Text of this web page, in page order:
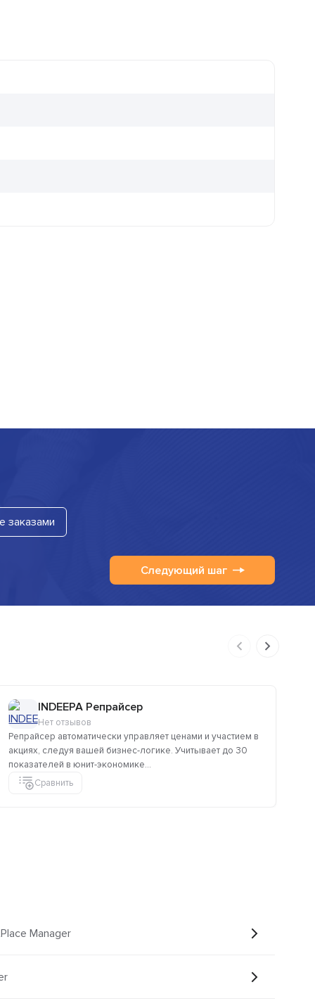
заказами
Следующий шаг
INDEEPA Репрайсер
Нет отзывов
Репрайсер автоматически управляет ценами и участием в
акциях, следуя вашей бизнес-логике. Учитывает до 30
показателей в юнит-экономике...
Сравнить
Manager